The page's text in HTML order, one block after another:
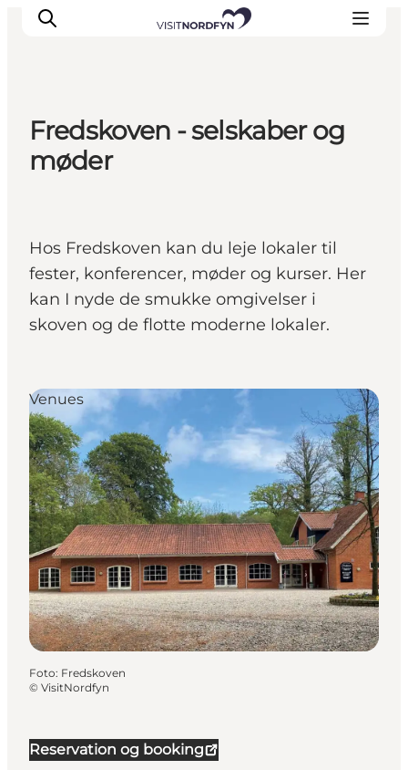
Oplev
Book oplevelser
For børn
Fredskoven - selskaber og
møder
Hos Fredskoven kan du leje lokaler til
fester, konferencer, møder og kurser. Her
kan I nyde de smukke omgivelser i
skoven og de flotte moderne lokaler.
Reservation og booking
Venues
Foto: Fredskoven
© VisitNordfyn